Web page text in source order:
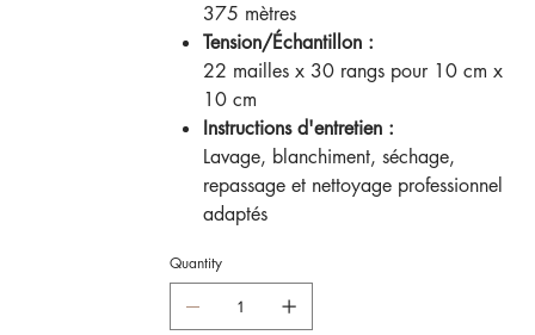
375 mètres
Tension/Échantillon :
22 mailles x 30 rangs pour 10 cm x
10 cm
Instructions d'entretien :
Lavage, blanchiment, séchage,
repassage et nettoyage professionnel
adaptés
Quantity